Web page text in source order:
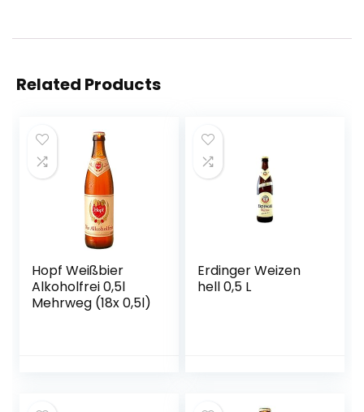
Related Products
Hopf Weißbier
Alkoholfrei 0,5l
Mehrweg (18x 0,5l)
Erdinger Weizen
hell 0,5 L